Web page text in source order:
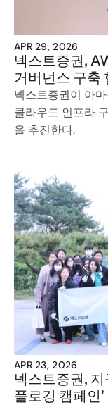
APR 29, 2026
넥스트증권,
거버넌스 구축
넥스트증권이 아
클라우드 인프라
을 추진한다.
APR 23, 2026
넥스트증권,
플로깅 캠페인'